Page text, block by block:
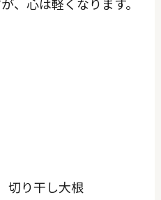
切り干し大根